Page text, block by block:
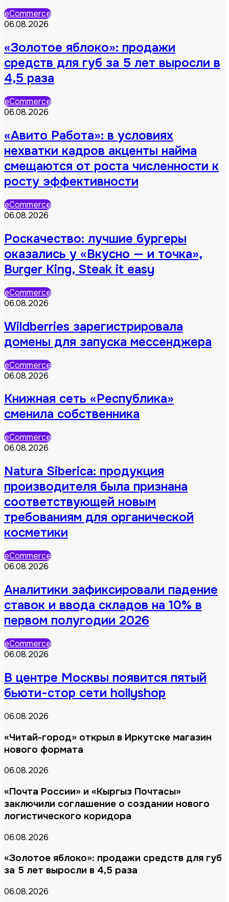
eCommerce
06.08.2026
«Золотое яблоко»: продажи
средств для губ за 5 лет выросли в
4,5 раза
eCommerce
06.08.2026
«Авито Работа»: в условиях
нехватки кадров акценты найма
смещаются от роста численности к
росту эффективности
eCommerce
06.08.2026
Роскачество: лучшие бургеры
оказались у «Вкусно — и точка»,
Burger King, Steak it easy
eCommerce
06.08.2026
Wildberries зарегистрировала
домены для запуска мессенджера
eCommerce
06.08.2026
Книжная сеть «Республика»
сменила собственника
eCommerce
06.08.2026
Natura Siberica: продукция
производителя была признана
соответствующей новым
требованиям для органической
косметики
eCommerce
06.08.2026
Аналитики зафиксировали падение
ставок и ввода складов на 10% в
первом полугодии 2026
eCommerce
06.08.2026
В центре Москвы появится пятый
бьюти-стор сети hollyshop
06.08.2026
«Читай-город» открыл в Иркутске магазин
нового формата
06.08.2026
«Почта России» и «Кыргыз Почтасы»
заключили соглашение о создании нового
логистического коридора
06.08.2026
«Золотое яблоко»: продажи средств для губ
за 5 лет выросли в 4,5 раза
06.08.2026